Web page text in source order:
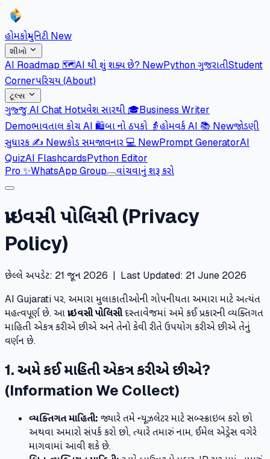
હોમકોમ્યુનિટી New
શીખો
AI Roadmap 🗺️AI થી શું શક્ય છે? NewPython ગુજરાતીStudent
Cornerપરિચય (About)
ટૂલ્સ
ગુજ્જુ AI Chat Hotપ્રવેશ સારથી 🎓Business Writer
Demoભાવતાલ કોચ AI 🛍️બા નો ઠપકો 👵હોમવર્ક AI 📚 Newજોડણી
સુધારક ✍️ Newકોડ સમજાવનાર 💻 NewPrompt GeneratorAI
QuizAI FlashcardsPython Editor
Pro ✨WhatsApp Group વાંચવાનું શરૂ કરો
પ્રાઇવસી પોલિસી(Privacy
Policy)
છેલ્લે અપડેટ: 21 જૂન 2026 | Last Updated: 21 June 2026
AI Gujarati પર, અમારા મુલાકાતીઓની ગોપનીયતા અમારા માટે અત્યંત
મહત્વપૂર્ણ છે. આપ્રાઇવસી પોલિસીદસ્તાવેજમાં અમે કઈ પ્રકારની વ્યક્તિગત
માહિતી એકત્ર કરીએ છીએ અને તેનો કેવી રીતે ઉપયોગ કરીએ છીએ તેનું
વર્ણન છે.
1. અમે કઈ માહિતી એકત્ર કરીએ છીએ?
(Information We Collect)
વ્યક્તિગત માહિતી: જ્યારે તમે ન્યૂઝલેટર માટે સબ્સ્ક્રાઇબ કરો છો
અથવા અમારો સંપર્ક કરો છો, ત્યારે તમારું નામ, ઈમેલ એડ્રેસ વગેરે
માગવામાં આવી શકે છે.